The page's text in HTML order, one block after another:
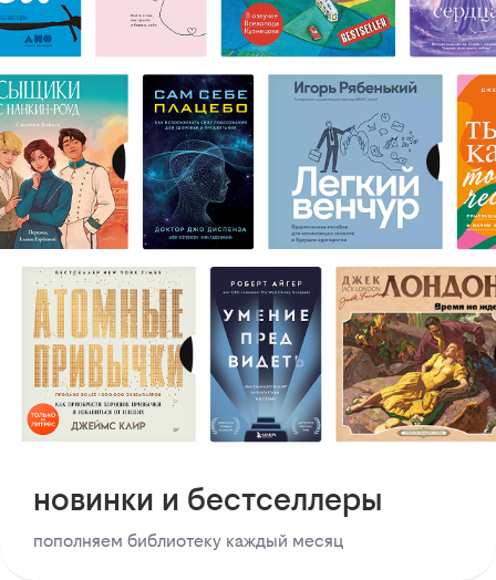
новинки и бестселлеры
пополняем библиотеку каждый месяц